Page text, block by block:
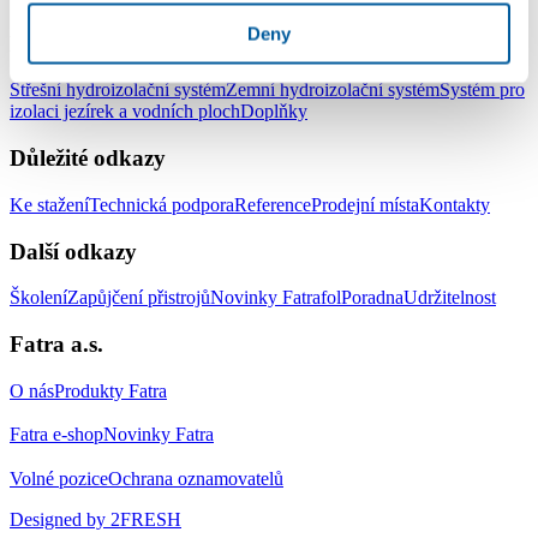
Deny
Střešní hydroizolační systémZemní hydroizolační systémSystém pro
izolaci jezírek a vodních plochDoplňky
Důležité odkazy
Ke staženíTechnická podporaReferenceProdejní místaKontakty
Další odkazy
ŠkoleníZapůjčení přistrojůNovinky FatrafolPoradnaUdržitelnost
Fatra a.s.
O násProdukty Fatra
Fatra e-shopNovinky Fatra
Volné poziceOchrana oznamovatelů
Designed by 2FRESH